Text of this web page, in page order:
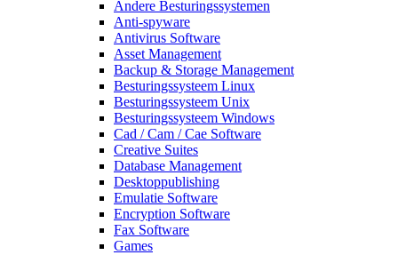
Andere Besturingssystemen
Anti-spyware
Antivirus Software
Asset Management
Backup & Storage Management
Besturingssysteem Linux
Besturingssysteem Unix
Besturingssysteem Windows
Cad / Cam / Cae Software
Creative Suites
Database Management
Desktoppublishing
Emulatie Software
Encryption Software
Fax Software
Games